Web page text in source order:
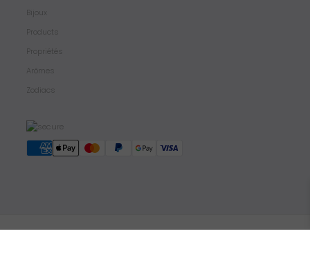
Bijoux
Products
Propriétés
Arômes
Zodiacs